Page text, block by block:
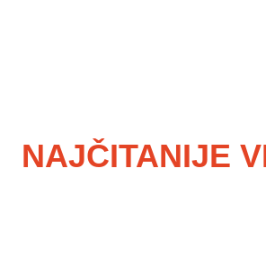
NAJČITANIJE